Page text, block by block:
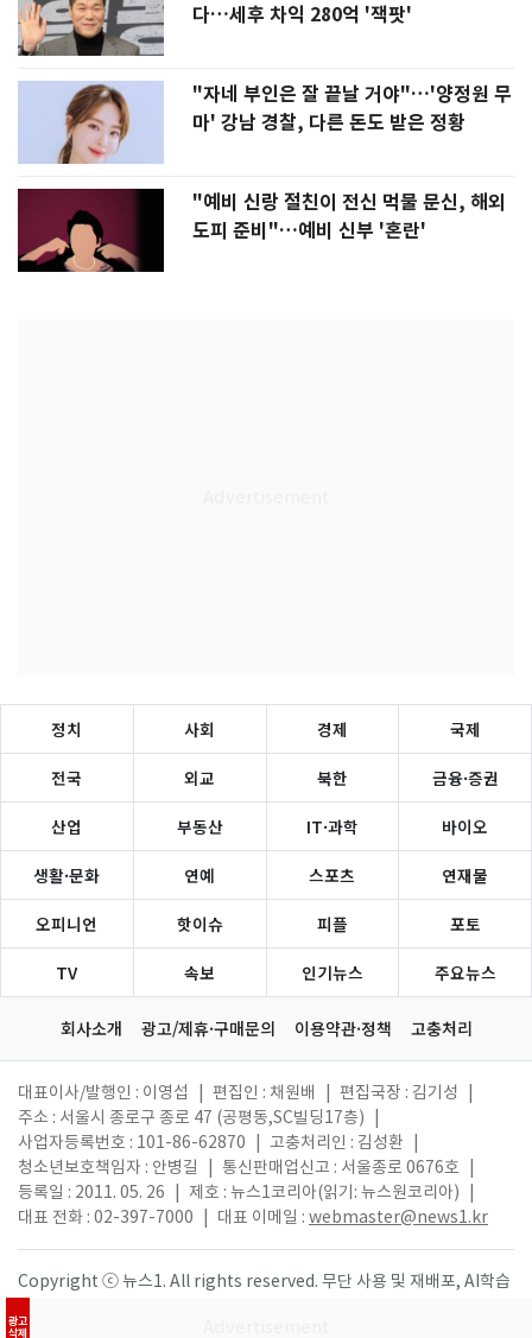
다…세후 차익 280억 '잭팟'
"자네 부인은 잘 끝날 거야"…'양정원 무
마' 강남 경찰, 다른 돈도 받은 정황
"예비 신랑 절친이 전신 먹물 문신, 해외
도피 준비"…예비 신부 '혼란'
광고
삭제
정치 사회 경제 국제
전국 외교 북한 금융·증권
산업 부동산 IT·과학 바이오
생활·문화 연예 스포츠 연재물
오피니언 핫이슈 피플 포토
TV 속보 인기뉴스 주요뉴스
회사소개 광고/제휴·구매문의 이용약관·정책 고충처리
대표이사/발행인 : 이영섭 편집인 : 채원배 편집국장 : 김기성
주소 : 서울시 종로구 종로 47 (공평동,SC빌딩17층)
사업자등록번호 : 101-86-62870
고충처리인 : 김성환
청소년보호책임자 : 안병길
통신판매업신고 : 서울종로 0676호
등록일 : 2011. 05. 26
제호 : 뉴스1코리아(읽기: 뉴스원코리아)
대표 전화 : 02-397-7000
대표 이메일 : webmaster@news1.kr
Copyright ⓒ 뉴스1. All rights reserved. 무단 사용 및 재배포, AI학습